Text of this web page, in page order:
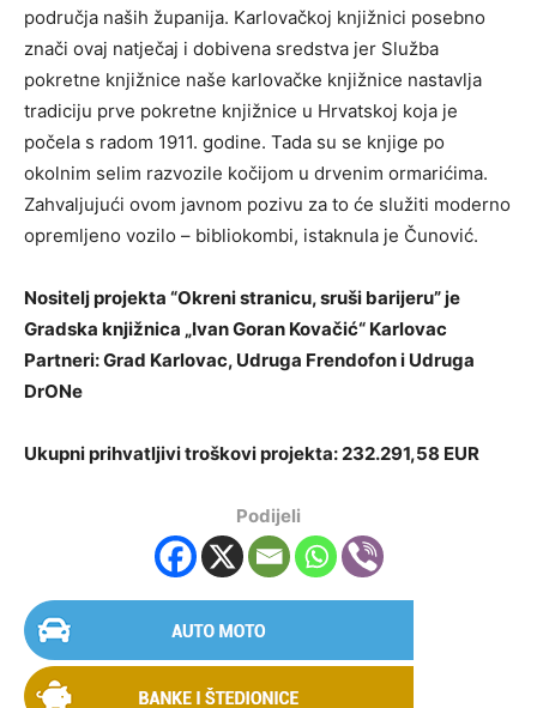
područja naših županija. Karlovačkoj knjižnici posebno
znači ovaj natječaj i dobivena sredstva jer Služba
pokretne knjižnice naše karlovačke knjižnice nastavlja
tradiciju prve pokretne knjižnice u Hrvatskoj koja je
počela s radom 1911. godine. Tada su se knjige po
okolnim selim razvozile kočijom u drvenim ormarićima.
Zahvaljujući ovom javnom pozivu za to će služiti moderno
opremljeno vozilo – bibliokombi, istaknula je Čunović.
Nositelj projekta “Okreni stranicu, sruši barijeru” je
Gradska knjižnica „Ivan Goran Kovačić“ Karlovac
Partneri: Grad Karlovac, Udruga Frendofon i Udruga
DrONe
Ukupni prihvatljivi troškovi projekta: 232.291,58 EUR
Podijeli